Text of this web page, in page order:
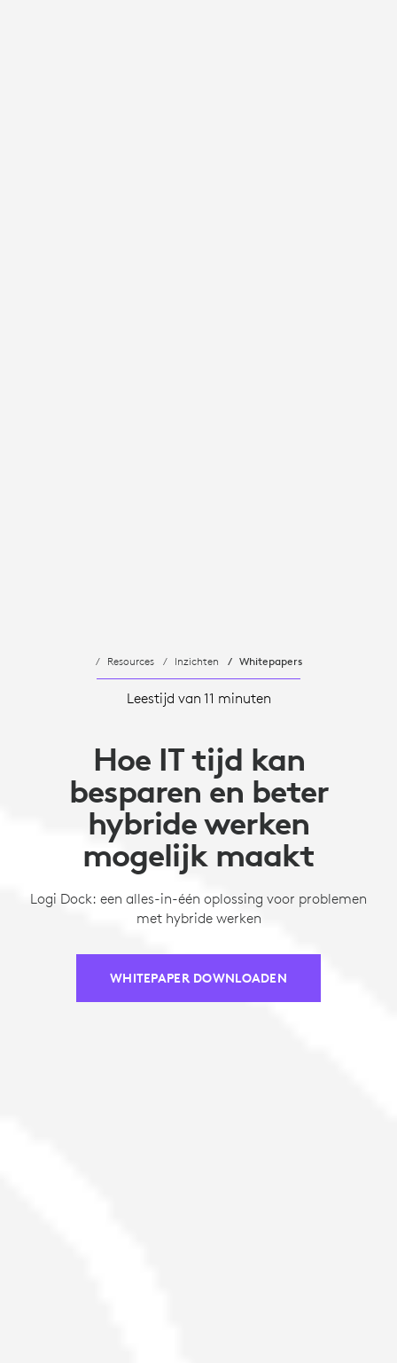
Resources Inzichten Whitepapers
Leestijd van 11 minuten
Hoe IT tijd kan
besparen en beter
hybride werken
mogelijk maakt
Logi Dock: een alles-in-één oplossing voor problemen
met hybride werken
WHITEPAPER DOWNLOADEN